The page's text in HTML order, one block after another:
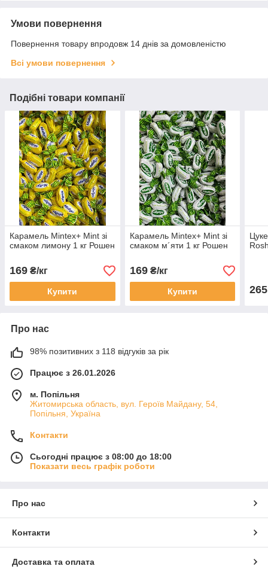
Умови повернення
Повернення товару впродовж 14 днів за домовленістю
Всі умови повернення
Подібні товари компанії
Карамель Mintex+ Mint зі
смаком лимону 1 кг Рошен
169 ₴/кг
Купити
Карамель Mintex+ Mint зі
смаком м´яти 1 кг Рошен
169₴/кг
Купити 265
Про нас
98% позитивних з 118 відгуків за рік
Працює з 26.01.2026
м. Попільня
Житомирська область, вул. Героїв Майдану, 54,
Попільня, Україна
Контакти
Сьогодні працює з 08:00 до 18:00
Показати весь графік роботи
Про нас
Контакти
Доставка та оплата